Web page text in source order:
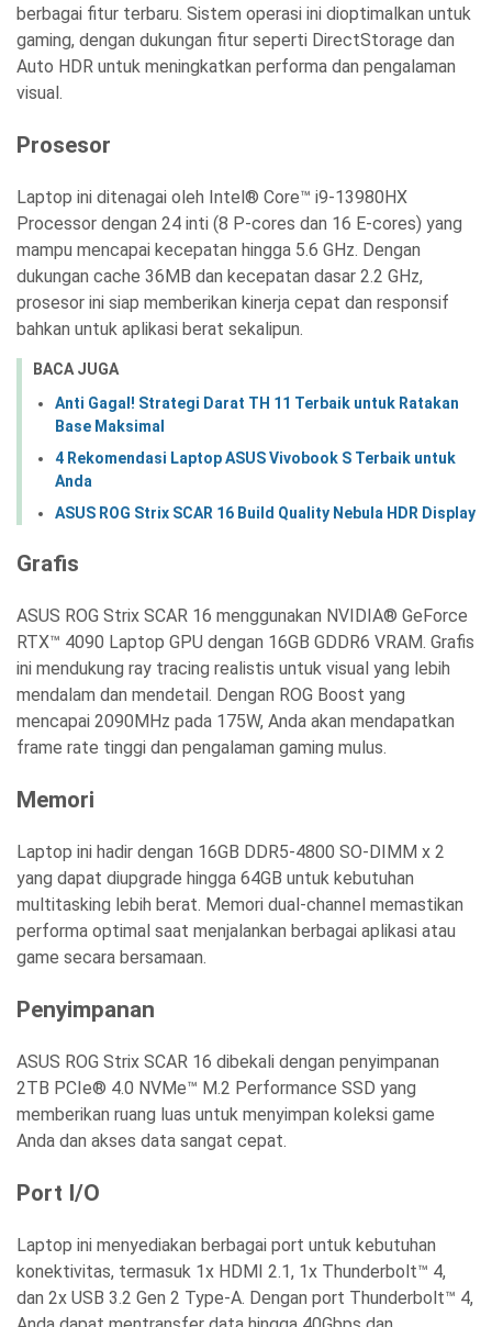
berbagai fitur terbaru. Sistem operasi ini dioptimalkan untuk
gaming, dengan dukungan fitur seperti DirectStorage dan
Auto HDR untuk meningkatkan performa dan pengalaman
visual.
Prosesor
Laptop ini ditenagai oleh Intel® Core™ i9-13980HX
Processor dengan 24 inti (8 P-cores dan 16 E-cores) yang
mampu mencapai kecepatan hingga 5.6 GHz. Dengan
dukungan cache 36MB dan kecepatan dasar 2.2 GHz,
prosesor ini siap memberikan kinerja cepat dan responsif
bahkan untuk aplikasi berat sekalipun.
BACA JUGA
Anti Gagal! Strategi Darat TH 11 Terbaik untuk Ratakan
Base Maksimal
4 Rekomendasi Laptop ASUS Vivobook S Terbaik untuk
Anda
ASUS ROG Strix SCAR 16 Build Quality Nebula HDR Display
Grafis
ASUS ROG Strix SCAR 16 menggunakan NVIDIA® GeForce
RTX™ 4090 Laptop GPU dengan 16GB GDDR6 VRAM. Grafis
ini mendukung ray tracing realistis untuk visual yang lebih
mendalam dan mendetail. Dengan ROG Boost yang
mencapai 2090MHz pada 175W, Anda akan mendapatkan
frame rate tinggi dan pengalaman gaming mulus.
Memori
Laptop ini hadir dengan 16GB DDR5-4800 SO-DIMM x 2
yang dapat diupgrade hingga 64GB untuk kebutuhan
multitasking lebih berat. Memori dual-channel memastikan
performa optimal saat menjalankan berbagai aplikasi atau
game secara bersamaan.
Penyimpanan
ASUS ROG Strix SCAR 16 dibekali dengan penyimpanan
2TB PCIe® 4.0 NVMe™ M.2 Performance SSD yang
memberikan ruang luas untuk menyimpan koleksi game
Anda dan akses data sangat cepat.
Port I/O
Laptop ini menyediakan berbagai port untuk kebutuhan
konektivitas, termasuk 1x HDMI 2.1, 1x Thunderbolt™ 4,
dan 2x USB 3.2 Gen 2 Type-A. Dengan port Thunderbolt™ 4,